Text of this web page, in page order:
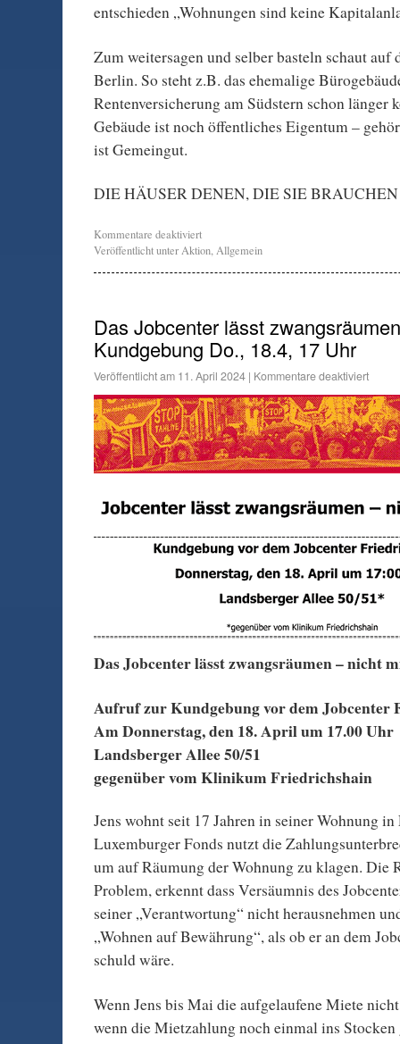
entschieden „Wohnungen sind keine
Zum weitersagen und selber basteln schaut auf
Berlin. So steht z.B. das ehemalige
Rentenversicherung am Südstern schon länger
Gebäude ist noch öffentliches Eigentum –
ist Gemeingut.
DIE HÄUSER DENEN, DIE SIE
Kommentare deaktiviert
Veröffentlicht unterAktion,Allgemein
Das Jobcenter lässt
Kundgebung Do., 18.4, 17 Uhr
Veröffentlicht am 11. April 2024 | Kommentare deaktiviert
Das Jobcenter lässt zwangsräumen – nicht
Aufruf zur Kundgebung vor dem Jobcenter
Am Donnerstag, den 18. April um 17.00 Uhr
Landsberger Allee 50/51
gegenüber vom Klinikum Friedrichshain
Jens wohnt seit 17 Jahren in seiner Wohnung
Luxemburger Fonds nutzt die
um auf Räumung der Wohnung zu klagen. Die
Problem, erkennt dass Versäumnis des
seiner „Verantwortung“ nicht herausnehmen
„Wohnen auf Bewährung“, als ob er an dem
schuld wäre.
Wenn Jens bis Mai die aufgelaufene Miete
wenn die Mietzahlung noch einmal ins Stocken